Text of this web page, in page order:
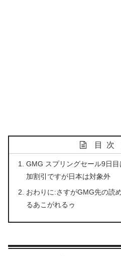
目次
GMG スプリングセール9日
加割引ですが日本は対象外
おわりに:さすがGMG先の読
るあこがれるゥ